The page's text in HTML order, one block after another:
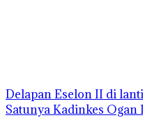
Delapan Eselon II di
Satunya Kadinkes Ogan